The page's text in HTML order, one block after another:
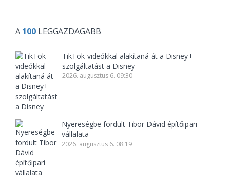
A 100 LEGGAZDAGABB
TikTok-videókkal alakítaná át a Disney+
szolgáltatást a Disney
2026. augusztus 6. 09:30
Nyereségbe fordult Tibor Dávid építőipari
vállalata
2026. augusztus 6. 08:19